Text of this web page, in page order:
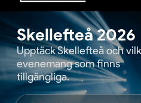
Skellefteå 2026
Upptäck Skellefteå och
evenemang som finns
tillgängliga.